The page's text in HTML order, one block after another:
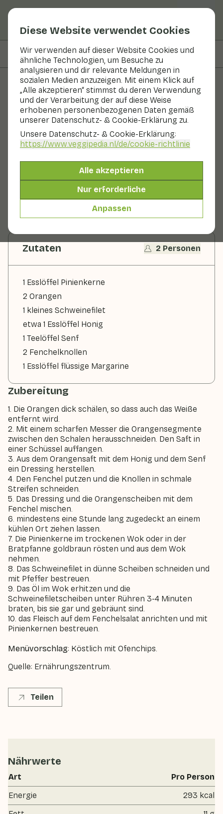
Diese Website verwendet Cookies
Wir verwenden auf dieser Website Cookies und
ähnliche Technologien, um Besuche zu
analysieren und dir relevante Meldungen in
sozialen Medien anzuzeigen. Mit einem Klick auf
„Alle akzeptieren“ stimmst du deren Verwendung
und der Verarbeitung der auf diese Weise
erhobenen personenbezogenen Daten gemäß
unserer Datenschutz- & Cookie-Erklärung zu.
Unsere Datenschutz- & Cookie-Erklärung:
https://www.veggipedia.nl/de/cookie-richtlinie
Alle akzeptieren
Nur erforderliche
Anpassen
Auf dieser Seite Zutaten
Rezepte
Salat mit
Schweinefiletstreifen und
Fenchel
Mit saisonalen Produkten
130 g Obst p. P.
Zutaten 2 Personen
1 Esslöffel Pinienkerne
2 Orangen
1 kleines Schweinefilet
etwa 1 Esslöffel Honig
1 Teelöffel Senf
2 Fenchelknollen
1 Esslöffel flüssige Margarine
Zubereitung
1. Die Orangen dick schälen, so dass auch das Weiße
entfernt wird.
2. Mit einem scharfen Messer die Orangensegmente
zwischen den Schalen herausschneiden. Den Saft in
einer Schüssel auffangen.
3. Aus dem Orangensaft mit dem Honig und dem Senf
ein Dressing herstellen.
4. Den Fenchel putzen und die Knollen in schmale
Streifen schneiden.
5. Das Dressing und die Orangenscheiben mit dem
Fenchel mischen.
6. mindestens eine Stunde lang zugedeckt an einem
kühlen Ort ziehen lassen.
7. Die Pinienkerne im trockenen Wok oder in der
Bratpfanne goldbraun rösten und aus dem Wok
nehmen.
8. Das Schweinefilet in dünne Scheiben schneiden und
mit Pfeffer bestreuen.
9. Das Öl im Wok erhitzen und die
Schweinefiletscheiben unter Rühren 3-4 Minuten
braten, bis sie gar und gebräunt sind.
10. das Fleisch auf dem Fenchelsalat anrichten und mit
Pinienkernen bestreuen.
Menüvorschlag: Köstlich mit Ofenchips.
Quelle: Ernährungszentrum.
Teilen
Nährwerte
Art
Pro Person
Energie
293 kcal